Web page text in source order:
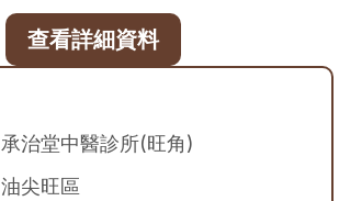
查看詳細資料
承治堂中醫診所(旺角)
油尖旺區